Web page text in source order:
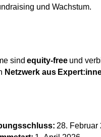
und Wachstum.
sind equity-free und
Netzwerk aus
28. Februar